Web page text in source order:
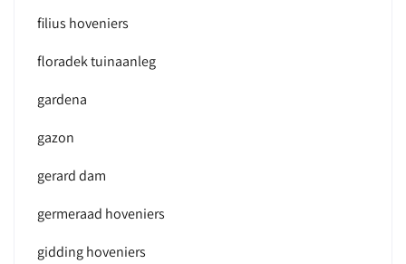
filius hoveniers
floradek tuinaanleg
gardena
gazon
gerard dam
germeraad hoveniers
gidding hoveniers